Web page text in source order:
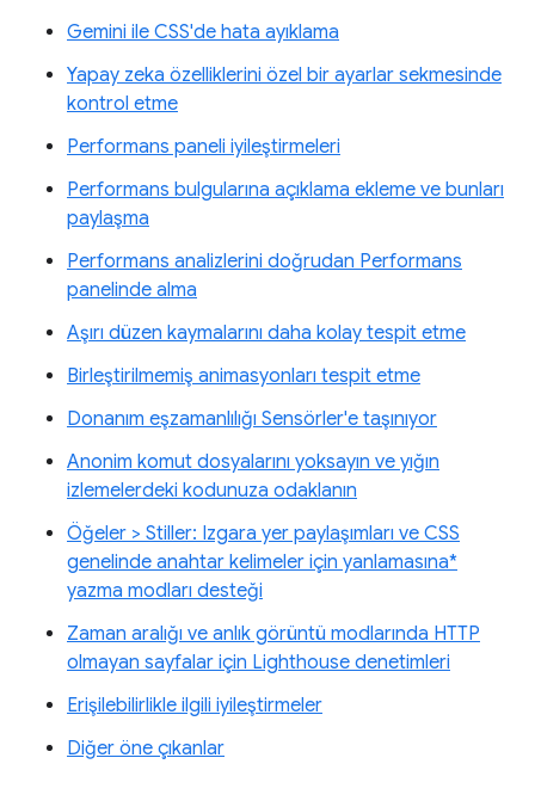
Gemini ile CSS'de hata ayıklama
Yapay zeka özelliklerini özel bir ayarlar sekmesinde
kontrol etme
Performans paneli iyileştirmeleri
Performans bulgularına açıklama ekleme ve bunları
paylaşma
Performans analizlerini doğrudan Performans
panelinde alma
Aşırı düzen kaymalarını daha kolay tespit etme
Birleştirilmemiş animasyonları tespit etme
Donanım eşzamanlılığı Sensörler'e taşınıyor
Anonim komut dosyalarını yoksayın ve yığın
izlemelerdeki kodunuza odaklanın
Öğeler > Stiller: Izgara yer paylaşımları ve CSS
genelinde anahtar kelimeler için yanlamasına*
yazma modları desteği
Zaman aralığı ve anlık görüntü modlarında HTTP
olmayan sayfalar için Lighthouse denetimleri
Erişilebilirlikle ilgili iyileştirmeler
Diğer öne çıkanlar